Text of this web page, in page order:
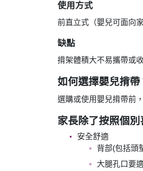
使用方式
前直立式（嬰兒可面向
缺點
揹架體積大不易攜帶或
如何選擇嬰兒揹帶
選購或使用嬰兒揹帶前
家長除了按照個別
安全舒適
背部(包括頭
大腿孔口要